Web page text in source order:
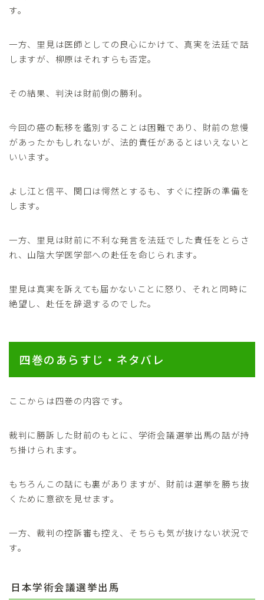
す。
一方、里見は医師としての良心にかけて、真実を法廷で話
しますが、柳原はそれすらも否定。
その結果、判決は財前側の勝利。
今回の癌の転移を鑑別することは困難であり、財前の怠慢
があったかもしれないが、法的責任があるとはいえないと
いいます。
よし江と信平、関口は愕然とするも、すぐに控訴の準備を
します。
一方、里見は財前に不利な発言を法廷でした責任をとらさ
れ、山陰大学医学部への赴任を命じられます。
里見は真実を訴えても届かないことに怒り、それと同時に
絶望し、赴任を辞退するのでした。
四巻のあらすじ・ネタバレ
ここからは四巻の内容です。
裁判に勝訴した財前のもとに、学術会議選挙出馬の話が持
ち掛けられます。
もちろんこの話にも裏がありますが、財前は選挙を勝ち抜
くために意欲を見せます。
一方、裁判の控訴審も控え、そちらも気が抜けない状況で
す。
日本学術会議選挙出馬